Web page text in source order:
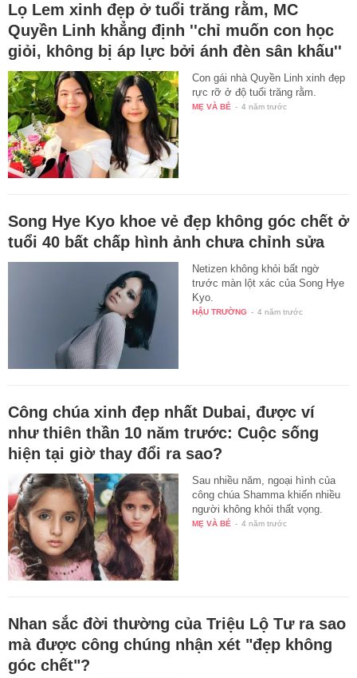
Lọ Lem xinh đẹp ở tuổi trăng rằm, MC
Quyền Linh khẳng định ''chỉ muốn con học
giỏi, không bị áp lực bởi ánh đèn sân khấu''
Con gái nhà Quyền Linh xinh đẹp
rực rỡ ở độ tuổi trăng rằm.
MẸ VÀ BÉ - 4 năm trước
Song Hye Kyo khoe vẻ đẹp không góc chết ở
tuổi 40 bất chấp hình ảnh chưa chỉnh sửa
Netizen không khỏi bất ngờ
trước màn lột xác của Song Hye
Kyo.
HẬU TRƯỜNG - 4 năm trước
Công chúa xinh đẹp nhất Dubai, được ví
như thiên thần 10 năm trước: Cuộc sống
hiện tại giờ thay đổi ra sao?
Sau nhiều năm, ngoại hình của
công chúa Shamma khiến nhiều
người không khỏi thất vọng.
MẸ VÀ BÉ - 4 năm trước
Nhan sắc đời thường của Triệu Lộ Tư ra sao
mà được công chúng nhận xét "đẹp không
góc chết"?